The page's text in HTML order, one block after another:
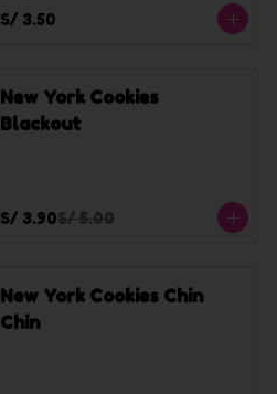
S/ 3.50
New York Cookies
Blackout
S/ 3.90S/ 5.00
New York Cookies Chin
Chin